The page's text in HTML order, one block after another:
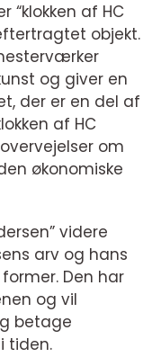
“klokken af HC
objekt.
og giver en
der er en del af
af HC
om
økonomiske
videre
arv og hans
Den har
og vil
betage
tiden.